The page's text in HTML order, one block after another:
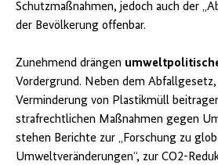
Schutzmaßnahmen, jedoch auch der
der Bevölkerung offenbar.
Zunehmend drängen
Vordergrund. Neben dem
Verminderung von Plastikmüll
strafrechtlichen Maßnahmen gegen
stehen Berichte zur „Forschung zu
Umweltveränderungen“, zur CO2-